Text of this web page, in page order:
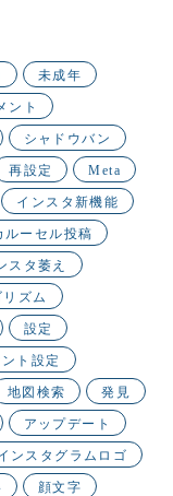
未成年
ント
シャドウバン
再設定 Meta
インスタ新機能
ルーセル投稿
スタ萎え
ズム
設定
ト設定
地図検索 発見
アップデート
ンスタグラムロゴ
顔文字